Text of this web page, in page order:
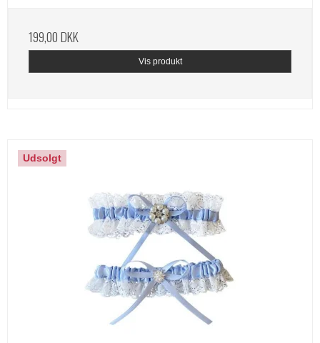
199,00 DKK
Vis produkt
Udsolgt